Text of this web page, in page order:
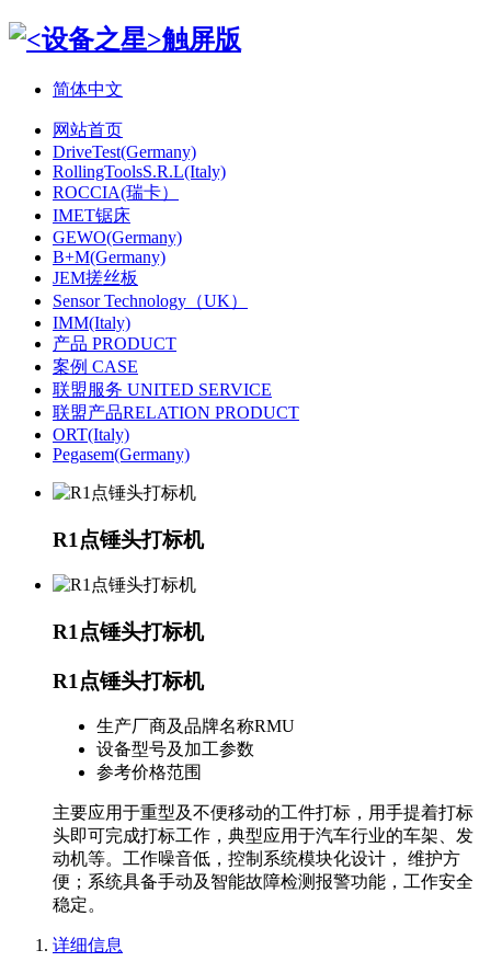
简体中文
网站首页
DriveTest(Germany)
RollingToolsS.R.L(Italy)
ROCCIA(瑞卡）
IMET锯床
GEWO(Germany)
B+M(Germany)
JEM搓丝板
Sensor Technology（UK）
IMM(Italy)
产品 PRODUCT
案例 CASE
联盟服务 UNITED SERVICE
联盟产品RELATION PRODUCT
ORT(Italy)
Pegasem(Germany)
R1点锤头打标机
R1点锤头打标机
R1点锤头打标机
生产厂商及品牌名称RMU
设备型号及加工参数
参考价格范围
主要应用于重型及不便移动的工件打标，用手提着打标
头即可完成打标工作，典型应用于汽车行业的车架、发
动机等。工作噪音低，控制系统模块化设计， 维护方
便；系统具备手动及智能故障检测报警功能，工作安全
稳定。
详细信息